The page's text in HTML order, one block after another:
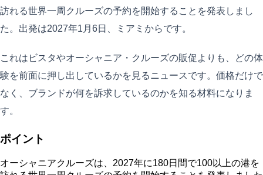
訪れる世界一周クルーズの予約を開始することを発表しまし
た。出発は2027年1月6日、ミアミからです。
これはビスタやオーシャニア・クルーズの販促よりも、どの体
験を前面に押し出しているかを見るニュースです。価格だけで
なく、ブランドが何を訴求しているのかを知る材料になりま
す。
ポイント
オーシャニアクルーズは、2027年に180日間で100以上の港を